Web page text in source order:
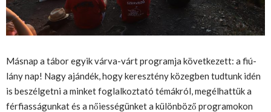
Másnap a tábor egyik várva-várt programja következett: a fiú-
lány nap! Nagy ajándék, hogy keresztény közegben tudtunk idén
is beszélgetni a minket foglalkoztató témákról, megélhattük a
férfiasságunkat és a nőiességünket a különböző programokon